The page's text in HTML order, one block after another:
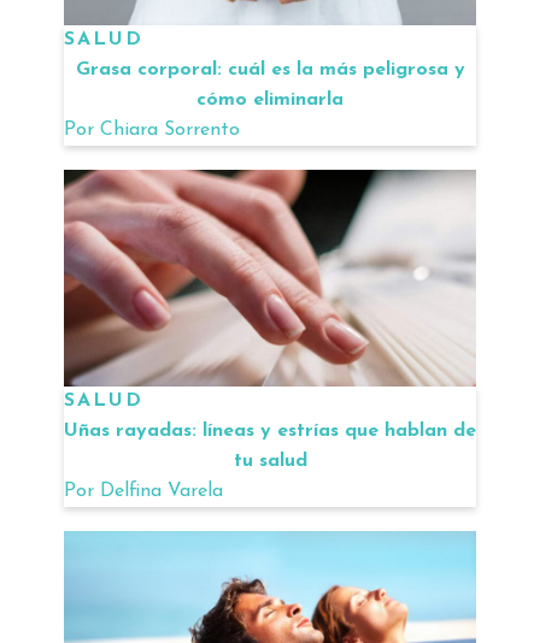
SALUD
Grasa corporal: cuál es la más peligrosa y
cómo eliminarla
Por Chiara Sorrento
SALUD
Uñas rayadas: líneas y estrías que hablan de
tu salud
Por Delfina Varela